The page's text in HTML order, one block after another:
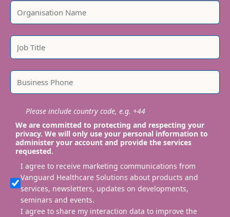
Please include country code, e.g. +44
We are committed to protecting and respecting your
privacy. We will only use your personal information to
administer your account and provide the services
requested.
I agree to receive marketing communications from
Vanguard Healthcare Solutions about products and
services, newsletters, updates on developments,
seminars and events.
I agree to share my interaction data to improve the